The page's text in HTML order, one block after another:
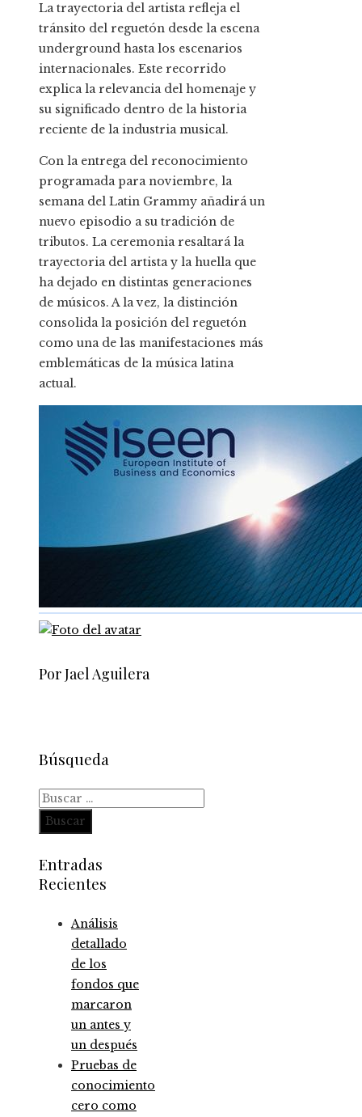
La trayectoria del artista refleja el
tránsito del reguetón desde la escena
underground hasta los escenarios
internacionales. Este recorrido
explica la relevancia del homenaje y
su significado dentro de la historia
reciente de la industria musical.
Con la entrega del reconocimiento
programada para noviembre, la
semana del Latin Grammy añadirá un
nuevo episodio a su tradición de
tributos. La ceremonia resaltará la
trayectoria del artista y la huella que
ha dejado en distintas generaciones
de músicos. A la vez, la distinción
consolida la posición del reguetón
como una de las manifestaciones más
emblemáticas de la música latina
actual.
Por Jael Aguilera
Búsqueda
Buscar:
Entradas
Recientes
Análisis
detallado
de los
fondos que
marcaron
un antes y
un después
Pruebas de
conocimiento
cero como